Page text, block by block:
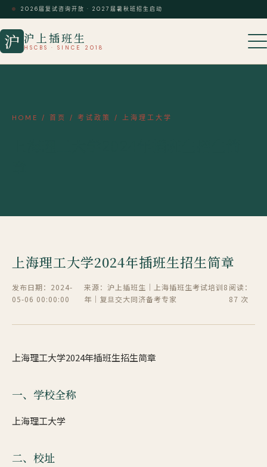
2026届复试咨询开放 · 2027届暑秋班招生启动
沪 沪上插班生
HSCBS · SINCE 2018
HOME / 首页 / 考试政策 / 上海理工大学
上海理工大学2024年插班生招生简章
发布日期：2024-
05-06 00:00:00
来源：沪上插班生｜上海插班生考试培训8
年｜复旦交大同济备考专家
阅读：
87 次
上海理工大学2024年插班生招生简章
一、学校全称
上海理工大学
二、校址